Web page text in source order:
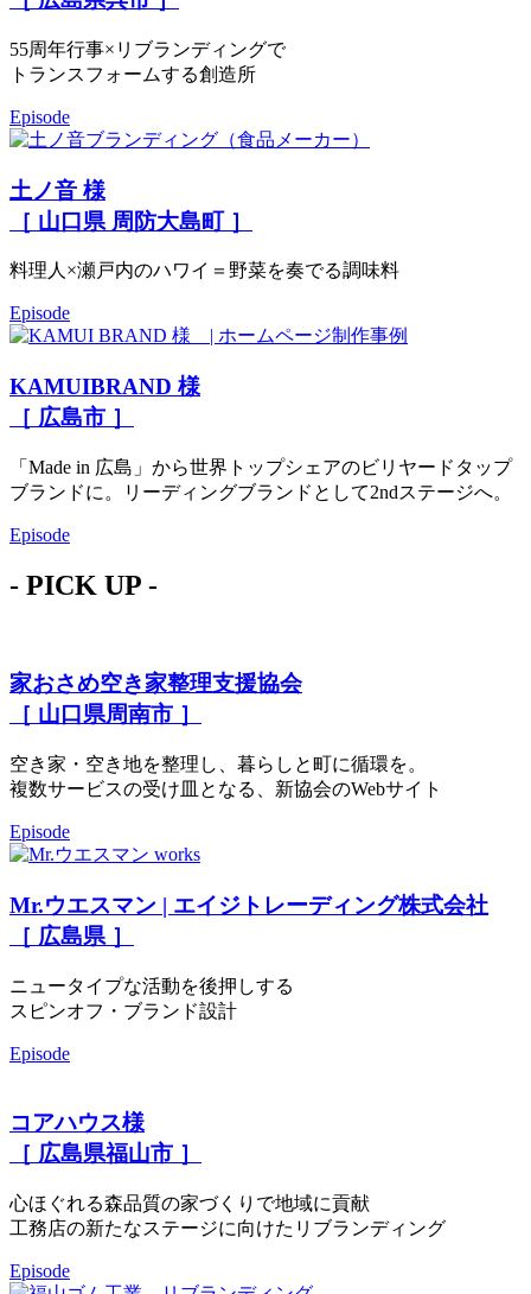
55周年行事×リブランディングで
トランスフォームする創造所
Episode
土ノ音 様
［ 山口県 周防大島町 ］
料理人×瀬戸内のハワイ＝野菜を奏でる調味料
Episode
KAMUIBRAND 様
［ 広島市 ］
「Made in 広島」から世界トップシェアのビリヤードタップ
ブランドに。リーディングブランドとして2ndステージへ。
Episode
- PICK UP -
家おさめ空き家整理支援協会
［ 山口県周南市 ］
空き家・空き地を整理し、暮らしと町に循環を。
複数サービスの受け皿となる、新協会のWebサイト
Episode
Mr.ウエスマン | エイジトレーディング株式会社
［ 広島県 ］
ニュータイプな活動を後押しする
スピンオフ・ブランド設計
Episode
コアハウス様
［ 広島県福山市 ］
心ほぐれる森品質の家づくりで地域に貢献
工務店の新たなステージに向けたリブランディング
Episode